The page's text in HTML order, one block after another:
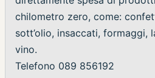
chilometro zero, come:
sott’olio, insaccati, formaggi,
vino.
Telefono 089 856192